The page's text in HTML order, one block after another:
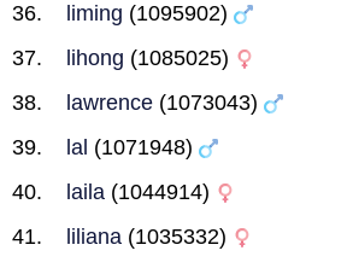
liming (1095902)
lihong (1085025)
lawrence (1073043)
lal (1071948)
laila (1044914)
liliana (1035332)